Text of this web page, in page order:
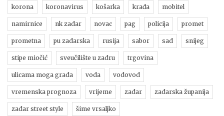
korona koronavirus košarka krađa mobitel
namirnice nk zadar novac pag policija promet
prometna pu zadarska rusija sabor sad snijeg
stipe miočić sveučilište u zadru trgovina
ulicama moga grada voda vodovod
vremenska prognoza vrijeme zadar zadarska županija
zadar street style šime vrsaljko